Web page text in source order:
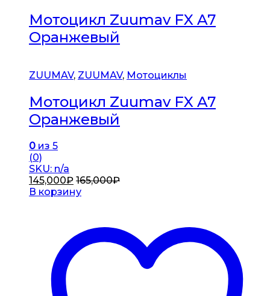
Мотоцикл Zuumav FX A7
Оранжевый
ZUUMAV, ZUUMAV, Мотоциклы
Мотоцикл Zuumav FX A7
Оранжевый
0 из 5
(0)
SKU: n/a
145,000₽ 165,000₽
В корзину